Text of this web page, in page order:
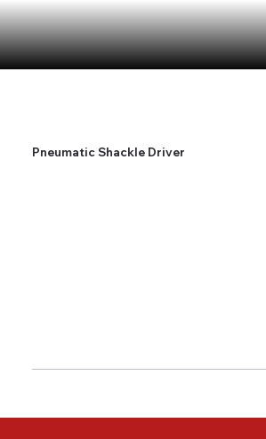
Pneumatic Shackle Driver